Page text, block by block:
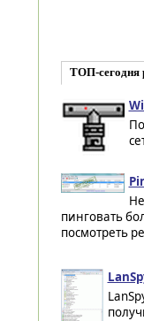
ТОП-сегодня
пинговать
посмотреть